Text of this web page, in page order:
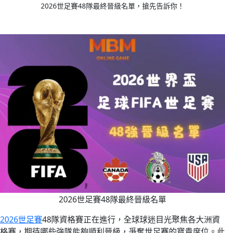
2026世足賽48隊最終晉級名單，搶先告訴你！
2026世足賽48隊最終晉級名單
2026世足賽48隊資格賽正在進行，全球球迷目光聚焦各大洲資